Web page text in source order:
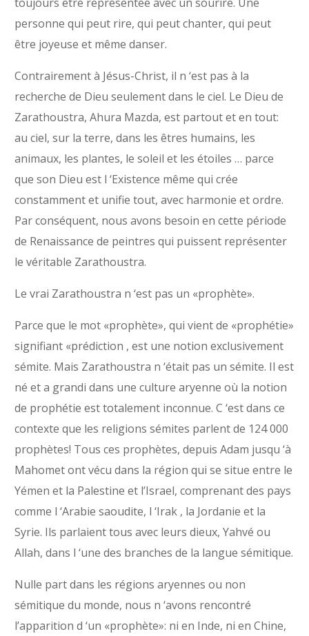
personne qui peut rire, qui peut chanter, qui peut
être joyeuse et même danser.
Contrairement à Jésus-Christ, il n ‘est pas à la
recherche de Dieu seulement dans le ciel. Le Dieu de
Zarathoustra, Ahura Mazda, est partout et en tout:
au ciel, sur la terre, dans les êtres humains, les
animaux, les plantes, le soleil et les étoiles … parce
que son Dieu est l ‘Existence même qui crée
constamment et unifie tout, avec harmonie et ordre.
Par conséquent, nous avons besoin en cette période
de Renaissance de peintres qui puissent représenter
le véritable Zarathoustra.
Le vrai Zarathoustra n ‘est pas un «prophète».
Parce que le mot «prophète», qui vient de «prophétie»
signifiant «prédiction , est une notion exclusivement
sémite. Mais Zarathoustra n ‘était pas un sémite. Il est
né et a grandi dans une culture aryenne où la notion
de prophétie est totalement inconnue. C ‘est dans ce
contexte que les religions sémites parlent de 124 000
prophètes! Tous ces prophètes, depuis Adam jusqu ‘à
Mahomet ont vécu dans la région qui se situe entre le
Yémen et la Palestine et l’Israel, comprenant des pays
comme l ‘Arabie saoudite, l ‘Irak , la Jordanie et la
Syrie. Ils parlaient tous avec leurs dieux, Yahvé ou
Allah, dans l ‘une des branches de la langue sémitique.
Nulle part dans les régions aryennes ou non
sémitique du monde, nous n ‘avons rencontré
l’apparition d ‘un «prophète»: ni en Inde, ni en Chine,